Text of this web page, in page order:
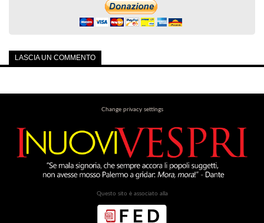
LASCIA UN COMMENTO
Change privacy settings
Questo sito è associato alla